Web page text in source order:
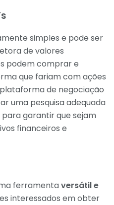
simples e pode ser
de valores
podem comprar e
que fariam com ações
de negociação
uma pesquisa adequada
para garantir que sejam
financeiros e
ferramentaversátil e
interessados em obter